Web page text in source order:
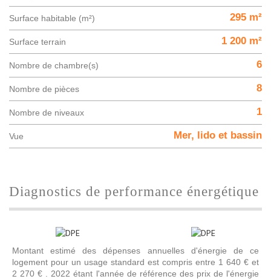
Surface habitable (m²) 295 m²
surface terrain 1 200 m²
Nombre de chambre(s) 6
Nombre de pièces 8
Nombre de niveaux 1
Vue Mer, lido et bassin
diagnostics de performance énergétique
Montant estimé des dépenses annuelles d'énergie de ce
logement pour un usage standard est compris entre 1 640 € et
2 270 € . 2022 étant l'année de référence des prix de l'énergie